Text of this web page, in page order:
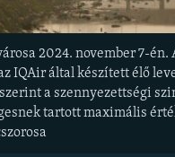
2024. november 7-én.
IQAir által készített élő
a szennyezettségi
tartott maximális